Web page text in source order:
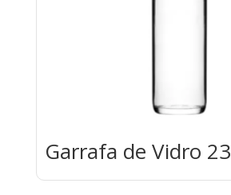
Garrafa de Vidro 23